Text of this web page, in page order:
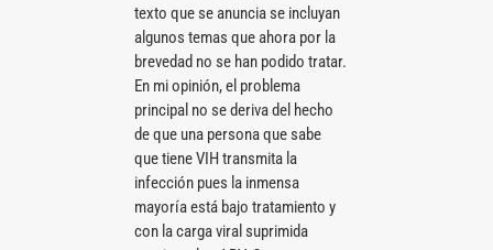
texto que se anuncia se incluyan
algunos temas que ahora por la
brevedad no se han podido tratar.
En mi opinión, el problema
principal no se deriva del hecho
de que una persona que sabe
que tiene VIH transmita la
infección pues la inmensa
mayoría está bajo tratamiento y
con la carga viral suprimida